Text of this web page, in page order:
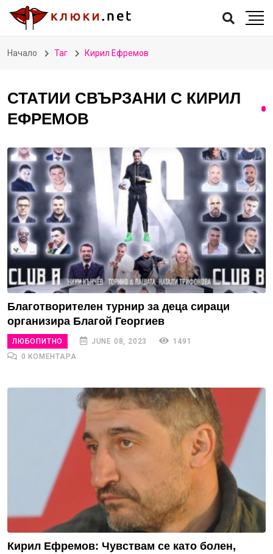
Начало Таг Кирил Ефремов
СТАТИИ СВЪРЗАНИ С КИРИЛ
ЕФРЕМОВ
Благотворителен турнир за деца сираци
организира Благой Георгиев
ЛЮБОПИТНО JUNE 08, 2023
1491
0 КОМЕНТАРА
Кирил Ефремов: Чувствам се като болен,